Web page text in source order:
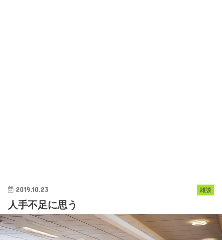
雑談
2019.10.23
人手不足に思う